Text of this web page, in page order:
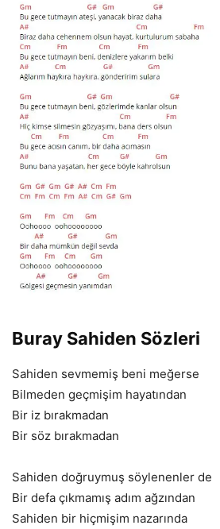
Buray Sahiden Sözleri
Sahiden sevmemiş beni meğerse
Bilmeden geçmişim hayatından
Bir iz bırakmadan
Bir söz bırakmadan
Sahiden doğruymuş söylenenler de
Bir defa çıkmamış adım ağzından
Sahiden bir hiçmişim nazarında